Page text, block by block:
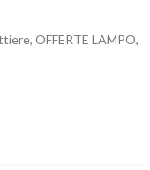
, OFFERTE LAMPO,